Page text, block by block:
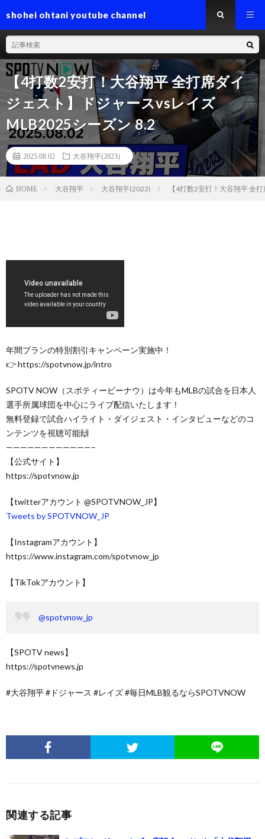
shohei ohtani youtube channel
【4打数2安打！大谷翔平 全打席ダイ
ジェスト】ドジャースvsレイズ
MLB2025シーズン 8.2
2025.08.02 大谷翔平(2023)
HOME 大谷翔平 大谷翔平(2023) 【4打数2安打！大谷翔平 全
年間プランの特別割引キャンペーン実施中！
👉 https://spotvnow.jp/intro
SPOTV NOW（スポティービーナウ）は今年もMLBの試合を日本人
選手所属球団を中心にライブ配信いたします！
無料登録で試合ハイライト・ダイジェスト・インタビューなどのコ
ンテンツを視聴可能🙌
————————————–
【公式サイト】
https://spotvnow.jp​​​​​​​​​​
【twitterアカウント @SPOTVNOW_JP】
Tweets by SPOTVNOW_JP
【Instagramアカウント】
https://www.instagram.com/spotvnow_jp
【TikTokアカウント】
@spotvnow_jp
【SPOTV news】
https://spotvnews.jp
#大谷翔平 #ドジャース #レイズ #毎日MLB観るならSPOTVNOW
関連する記事